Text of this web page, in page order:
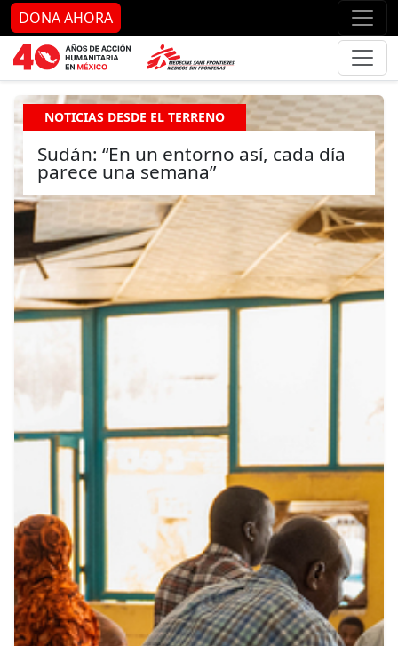
Ir al contenido principal Ir
DONA AHORA
NOTICIAS DESDE EL TERRENO
Sudán: “En un entorno así, cada día
parece una semana”